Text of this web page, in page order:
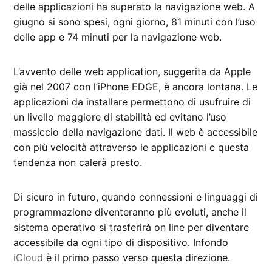
delle applicazioni ha superato la navigazione web. A
giugno si sono spesi, ogni giorno, 81 minuti con l’uso
delle app e 74 minuti per la navigazione web.
L’avvento delle web application, suggerita da Apple
già nel 2007 con l’iPhone EDGE, è ancora lontana. Le
applicazioni da installare permettono di usufruire di
un livello maggiore di stabilità ed evitano l’uso
massiccio della navigazione dati. Il web è accessibile
con più velocità attraverso le applicazioni e questa
tendenza non calerà presto.
Di sicuro in futuro, quando connessioni e linguaggi di
programmazione diventeranno più evoluti, anche il
sistema operativo si trasferirà on line per diventare
accessibile da ogni tipo di dispositivo. Infondo
iCloud è il primo passo verso questa direzione.